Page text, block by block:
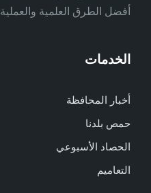
أفضل الطرق العلمية والعملية
الخدمات
أخبار المحافظة
حمص بلدنا
الحصاد الأسبوعي
التعاميم